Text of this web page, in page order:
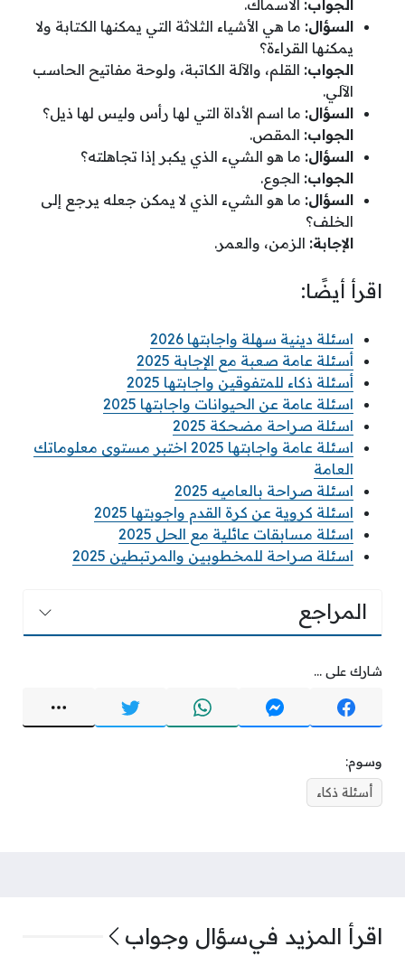
الجواب: الأسماك.
السؤال: ما هي الأشياء الثلاثة التي يمكنها الكتابة ولا
يمكنها القراءة؟
الجواب: القلم، والآلة الكاتبة، ولوحة مفاتيح الحاسب
الآلي.
السؤال: ما اسم الأداة التي لها رأس وليس لها ذيل؟
الجواب: المقص.
السؤال: ما هو الشيء الذي يكبر إذا تجاهلته؟
الجواب: الجوع.
السؤال: ما هو الشيء الذي لا يمكن جعله يرجع إلى
الخلف؟
الإجابة: الزمن، والعمر.
اقرأ أيضًا:
اسئلة دينية سهلة واجابتها 2026
أسئلة عامة صعبة مع الإجابة 2025
أسئلة ذكاء للمتفوقين واجابتها 2025
اسئلة عامة عن الحيوانات واجابتها 2025
اسئلة صراحة مضحكة 2025
اسئلة عامة واجابتها 2025 اختبر مستوى معلوماتك
العامة
اسئلة صراحة بالعاميه 2025
اسئلة كروية عن كرة القدم واجوبتها 2025
اسئلة مسابقات عائلية مع الحل 2025
اسئلة صراحة للمخطوبين والمرتبطين 2025
المراجع
شارك على ...
وسوم:
أسئلة ذكاء
اقرأ المزيد فيسؤال وجواب